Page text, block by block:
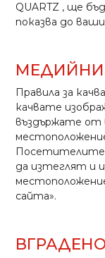
QUARTZ , ще
показва до
Правила за
качвате
въздържате от
Посетителите
да изтеглят и
сайта».